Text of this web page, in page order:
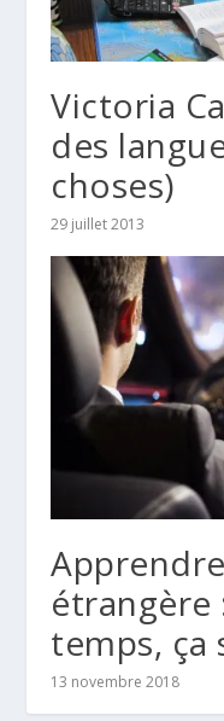
Victoria
des
choses)
29 juillet 2013
étrangère
temps, ça
13 novembre 2018